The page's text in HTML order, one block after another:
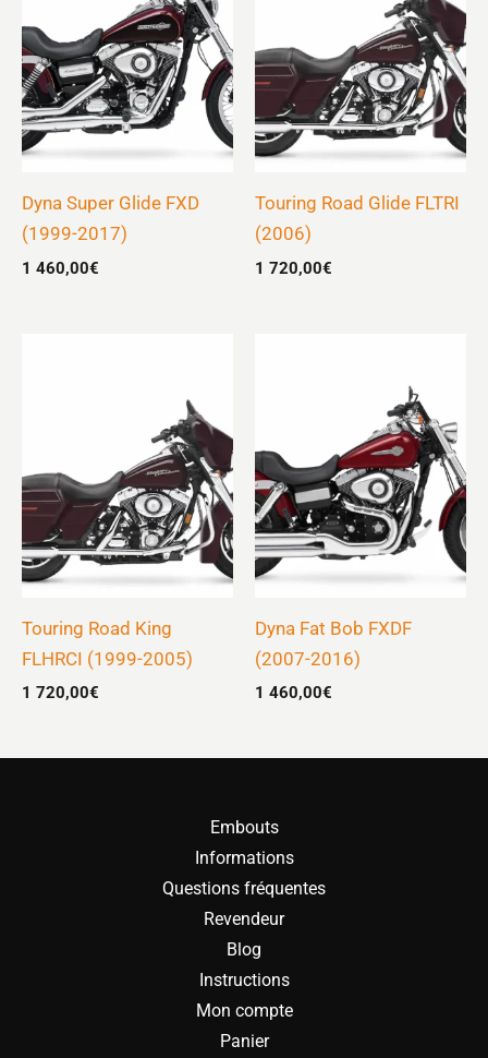
Dyna Super Glide FXD
(1999-2017)
1 460,00€
Touring Road Glide FLTRI
(2006)
1 720,00€
Touring Road King
FLHRCI (1999-2005)
1 720,00€
Dyna Fat Bob FXDF
(2007-2016)
1 460,00€
Embouts
Informations
Questions fréquentes
Revendeur
Blog
Instructions
Mon compte
Panier